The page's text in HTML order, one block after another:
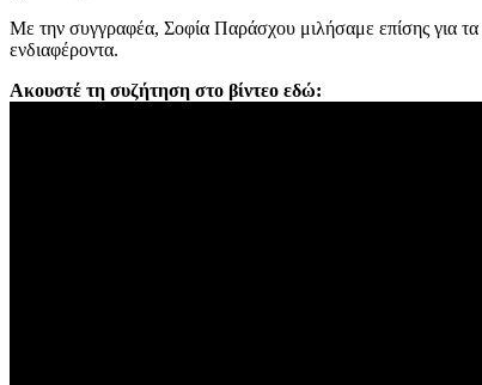
Με την συγγραφέα, Σοφία Παράσχου μιλήσαμε επίσης για τα
ενδιαφέροντα.
Ακουστέ τη συζήτηση στο βίντεο εδώ: